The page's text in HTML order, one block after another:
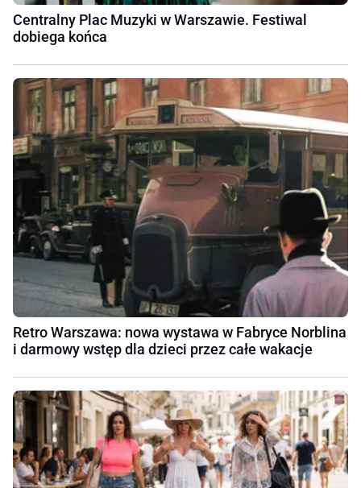
Centralny Plac Muzyki w Warszawie. Festiwal
dobiega końca
Retro Warszawa: nowa wystawa w Fabryce Norblina
i darmowy wstęp dla dzieci przez całe wakacje